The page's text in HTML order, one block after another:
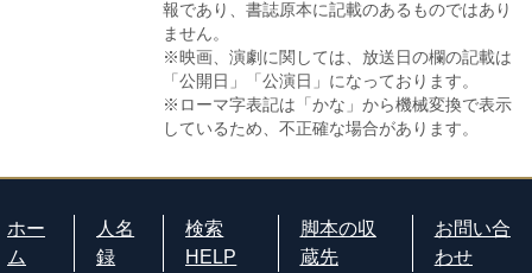
報であり、書誌原本に記載のあるものではあり
ません。
※映画、演劇に関しては、放送日の欄の記載は
「公開日」「公演日」になっております。
※ローマ字表記は「かな」から機械変換で表示
しているため、不正確な場合があります。
ホー
ム
人名
録
検索
HELP
脚本の収
蔵先
お問い合
わせ